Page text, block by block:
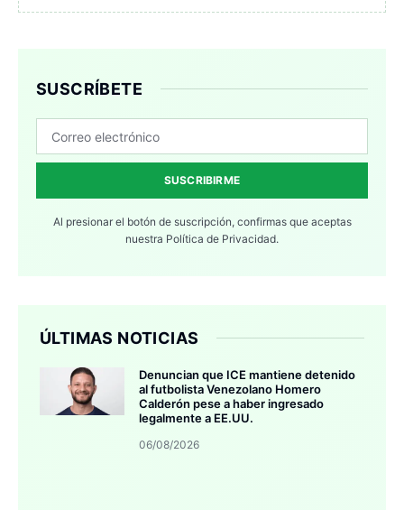
SUSCRÍBETE
SUSCRIBIRME
Al presionar el botón de suscripción, confirmas que aceptas
nuestra Política de Privacidad.
ÚLTIMAS NOTICIAS
Denuncian que ICE mantiene detenido
al futbolista Venezolano Homero
Calderón pese a haber ingresado
legalmente a EE.UU.
06/08/2026